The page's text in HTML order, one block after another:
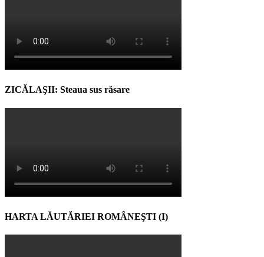
ZICĂLAŞII: Steaua sus răsare
HARTA LĂUTĂRIEI ROMÂNEŞTI (I)